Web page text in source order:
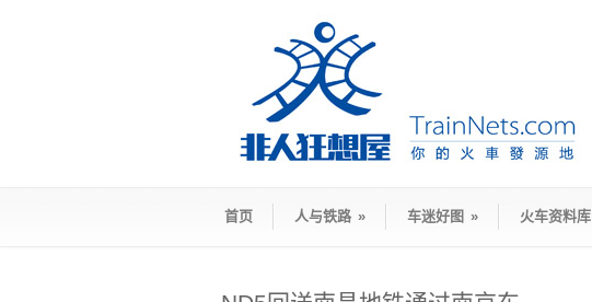
首页 人与铁路 » 车迷好图 » 火车资料库